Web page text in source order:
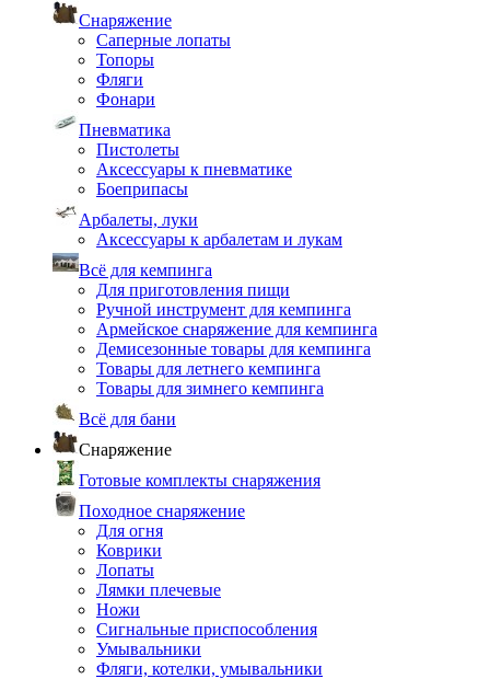
Снаряжение
Саперные лопаты
Топоры
Фляги
Фонари
Пневматика
Пистолеты
Аксессуары к пневматике
Боеприпасы
Арбалеты, луки
Аксессуары к арбалетам и лукам
Всё для кемпинга
Для приготовления пищи
Ручной инструмент для кемпинга
Армейское снаряжение для кемпинга
Демисезонные товары для кемпинга
Товары для летнего кемпинга
Товары для зимнего кемпинга
Всё для бани
Снаряжение
Готовые комплекты снаряжения
Походное снаряжение
Для огня
Коврики
Лопаты
Лямки плечевые
Ножи
Сигнальные приспособления
Умывальники
Фляги, котелки, умывальники